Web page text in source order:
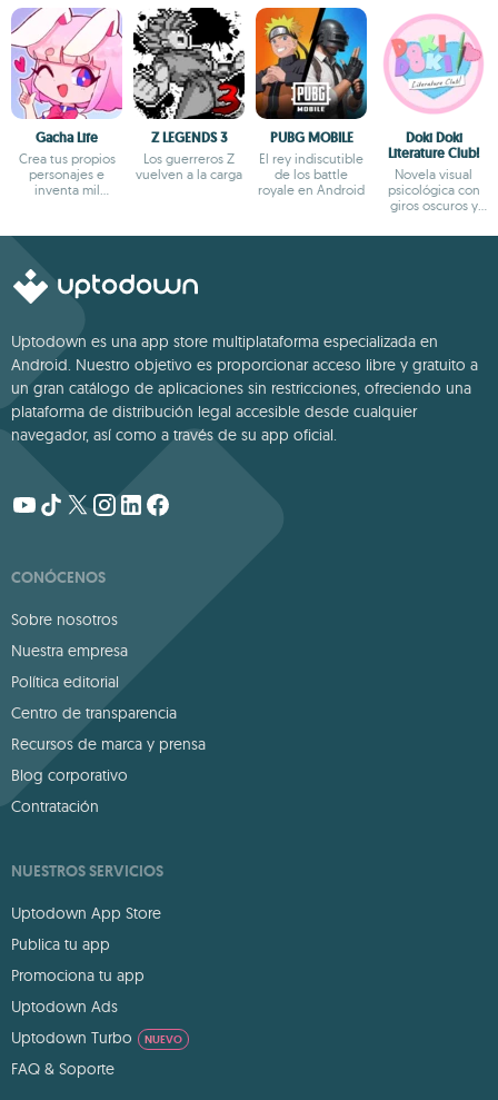
Gacha Life
Crea tus propios
personajes e
inventa mil
Z LEGENDS 3
Los guerreros Z
vuelven a la carga
PUBG MOBILE
El rey indiscutible
de los battle
royale en Android
Doki Doki
Literature Club!
Novela visual
psicológica con
giros oscuros y
Uptodown es una app store multiplataforma especializada en
Android. Nuestro objetivo es proporcionar acceso libre y gratuito a
un gran catálogo de aplicaciones sin restricciones, ofreciendo una
plataforma de distribución legal accesible desde cualquier
navegador, así como a través de su app oficial.
CONÓCENOS
Sobre nosotros
Nuestra empresa
Política editorial
Centro de transparencia
Recursos de marca y prensa
Blog corporativo
Contratación
NUESTROS SERVICIOS
Uptodown App Store
Publica tu app
Promociona tu app
Uptodown Ads
Uptodown Turbo
NUEVO
FAQ & Soporte